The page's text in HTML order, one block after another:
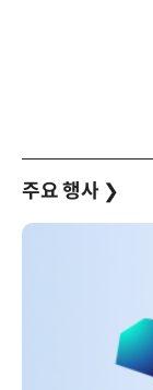
주요 행사 ❯